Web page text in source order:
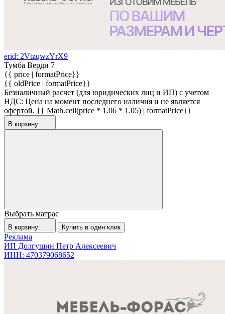
erid: 2VtzqwzYrX9
Тумба Верди 7
{{ price | formatPrice}}
{{ oldPrice | formatPrice}}
Безналичный расчет (для юридических лиц и ИП) с учетом
НДС: Цена на момент последнего наличия и не является
офертой. {{ Math.ceil(price * 1.06 * 1.05) | formatPrice}}
В корзину
Выбрать матрас
В корзину Купить в один клик
Реклама
ИП Долгушин Петр Алексеевич
ИНН: 470379068652